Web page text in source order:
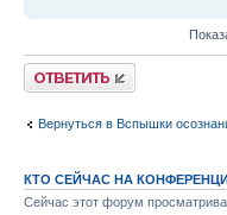
Ответить
Вернуться в Вспышки
КТО СЕЙЧАС НА
Сейчас этот форум